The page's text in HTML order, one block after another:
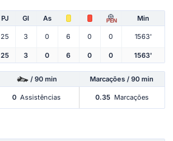
PJ Gl As PEN Min
25 3 0 6 0 0 1563'
25 3 0 6 0 0 1563'
/ 90 min Marcações / 90 min
0 Assistências 0.35 Marcações